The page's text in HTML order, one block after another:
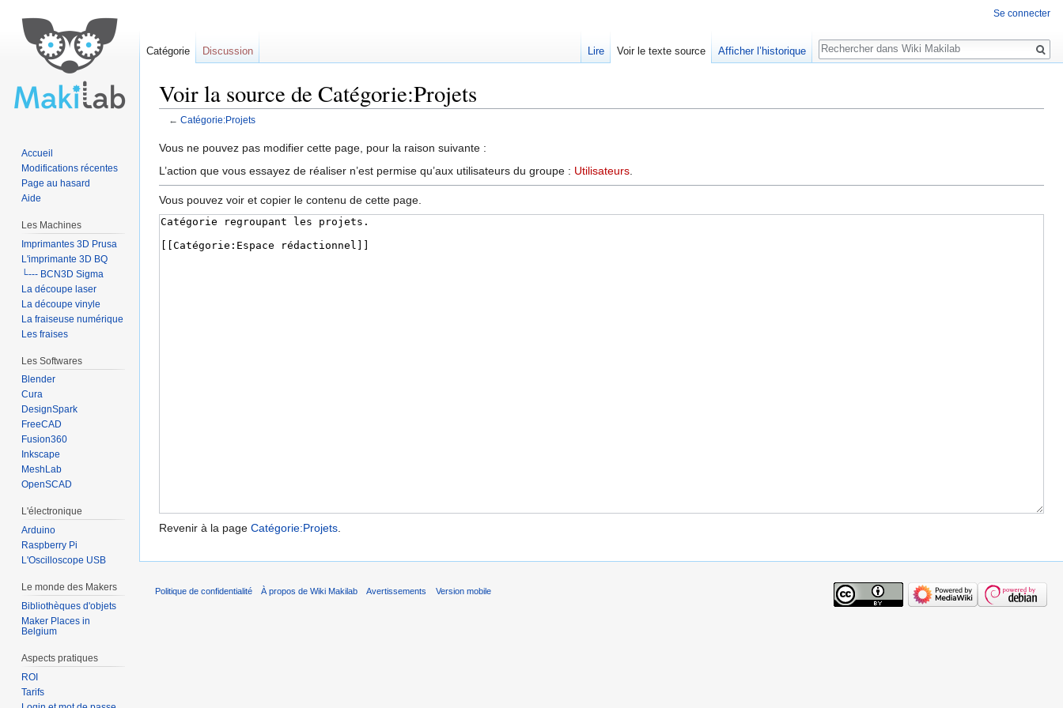
Voir la source de Catégorie:Projets
← Catégorie:Projets
Vous ne pouvez pas modifier cette page, pour la raison suivante :
L’action que vous essayez de réaliser n’est permise qu’aux utilisateurs du groupe : Utilisateurs
Vous pouvez voir et copier le contenu de cette page.
Revenir à la page Catégorie:Projets.
Se connecter
Catégorie Discussion Lire Voir le texte source Afficher l’historique
Rechercher
Accueil
Modifications récentes
Page au hasard
Aide
Les Machines
Imprimantes 3D Prusa
L'imprimante 3D BQ
└--- BCN3D Sigma
La découpe laser
La découpe vinyle
La fraiseuse numérique
Les fraises
Les Softwares
Blender
Cura
DesignSpark
FreeCAD
Fusion360
Inkscape
MeshLab
OpenSCAD
L'électronique
Arduino
Raspberry Pi
L'Oscilloscope USB
Le monde des Makers
Bibliothèques d'objets
Maker Places in
Belgium
Aspects pratiques
ROI
Tarifs
Politique de confidentialité À propos de Wiki Makilab Avertissements Version mobile